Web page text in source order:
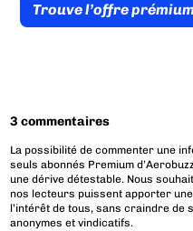
Trouve l’offre
3 commentaires
La possibilité de commenter une
seuls abonnés Premium
une dérive détestable. Nous
nos lecteurs puissent apporter
l’intérêt de tous, sans craindre
anonymes et vindicatifs.